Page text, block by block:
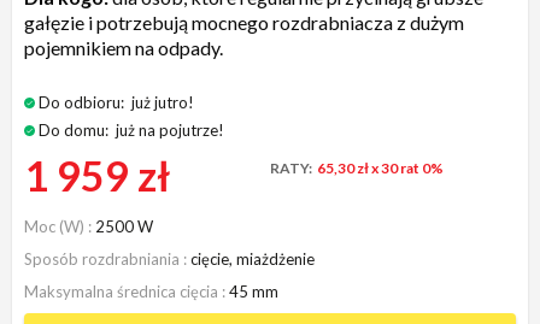
gałęzie i potrzebują mocnego rozdrabniacza z dużym
pojemnikiem na odpady.
Do odbioru: już jutro!
Do domu: już na pojutrze!
1 959 zł RATY: 65,30 złx 30 rat 0%
Moc (W)
2500 W
Sposób rozdrabniania
cięcie, miażdżenie
Maksymalna średnica cięcia
45 mm